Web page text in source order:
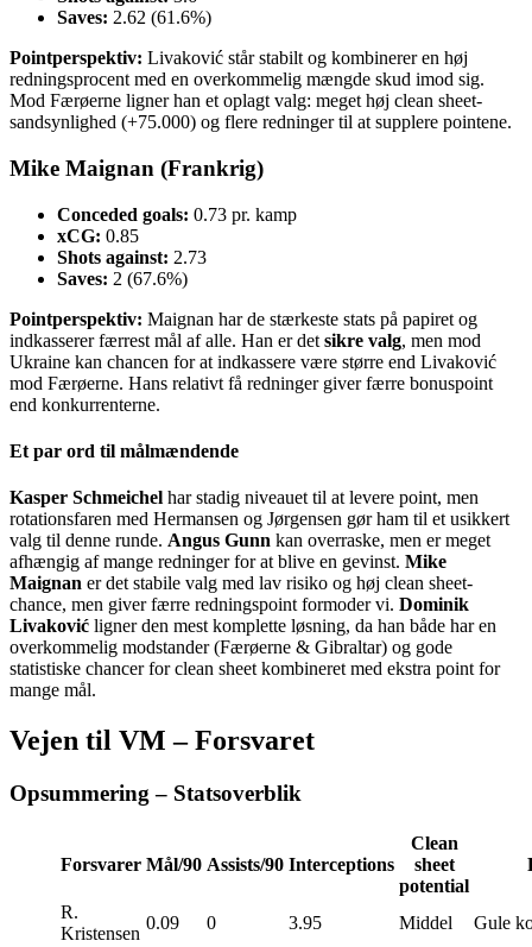
Saves: 2.62 (61.6%)
Pointperspektiv: Livaković står stabilt og kombinerer en høj
redningsprocent med en overkommelig mængde skud imod sig.
Mod Færøerne ligner han et oplagt valg: meget høj clean sheet-
sandsynlighed (+75.000) og flere redninger til at supplere pointene.
Mike Maignan (Frankrig)
Conceded goals: 0.73 pr. kamp
xCG: 0.85
Shots against: 2.73
Saves: 2 (67.6%)
Pointperspektiv: Maignan har de stærkeste stats på papiret og
indkasserer færrest mål af alle. Han er det sikre valg, men mod
Ukraine kan chancen for at indkassere være større end Livaković
mod Færøerne. Hans relativt få redninger giver færre bonuspoint
end konkurrenterne.
Et par ord til målmændende
Kasper Schmeichel har stadig niveauet til at levere point, men
rotationsfaren med Hermansen og Jørgensen gør ham til et usikkert
valg til denne runde. Angus Gunn kan overraske, men er meget
afhængig af mange redninger for at blive en gevinst. Mike
Maignan er det stabile valg med lav risiko og høj clean sheet-
chance, men giver færre redningspoint formoder vi. Dominik
Livaković ligner den mest komplette løsning, da han både har en
overkommelig modstander (Færøerne & Gibraltar) og gode
statistiske chancer for clean sheet kombineret med ekstra point for
mange mål.
Vejen til VM – Forsvaret
Opsummering – Statsoverblik
Forsvarer Mål/90 Assists/90 Interceptions
Clean
sheet
potential
R.
Kristensen
0.09 0 3.95 Middel
Gule